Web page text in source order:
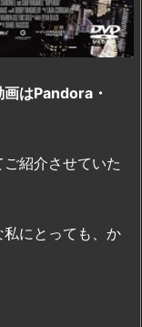
はPandora・
ご紹介させていた
私にとっても、か